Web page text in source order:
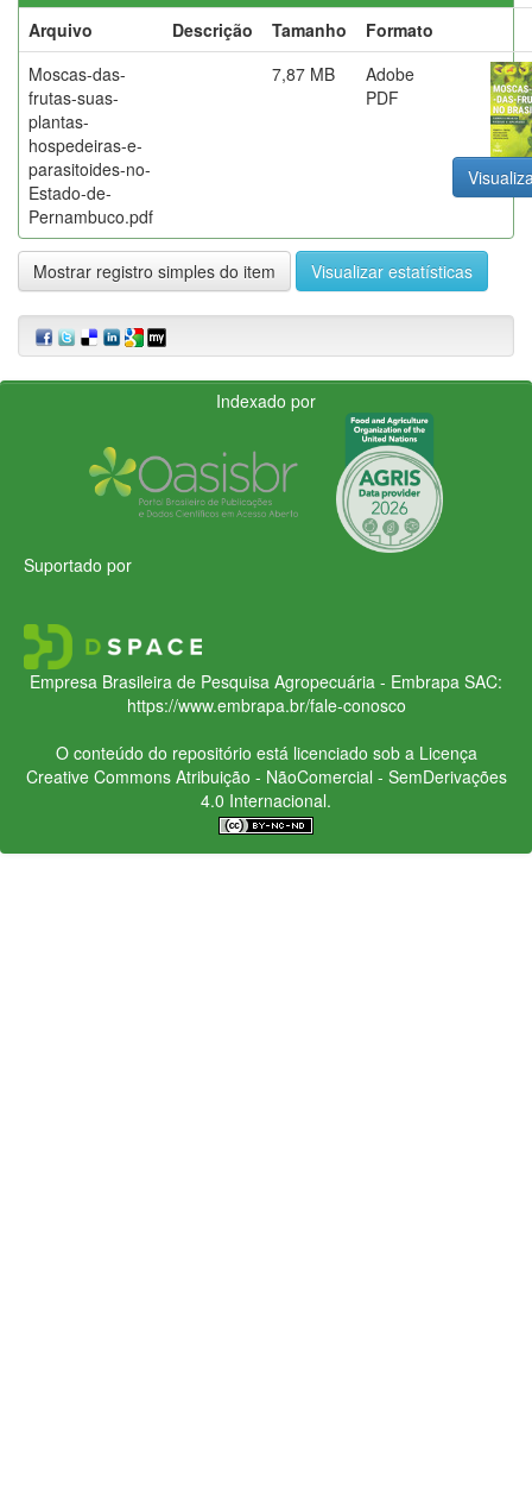
Arquivo Descrição Tamanho
Formato
Moscas-das-
frutas-suas-
plantas-
hospedeiras-e-
parasitoides-no-
Estado-de-
Pernambuco.pdf
7,87 MB
Adobe
PDF
Mostrar registro simples do item Visualizar estatísticas
Indexado por
Suportado por
Empresa Brasileira de Pesquisa Agropecuária - Embrapa SAC:
https://www.embrapa.br/fale-conosco
O conteúdo do repositório está licenciado sob a Licença
Creative CommonsAtribuição - NãoComercial - SemDerivações
4.0 Internacional.